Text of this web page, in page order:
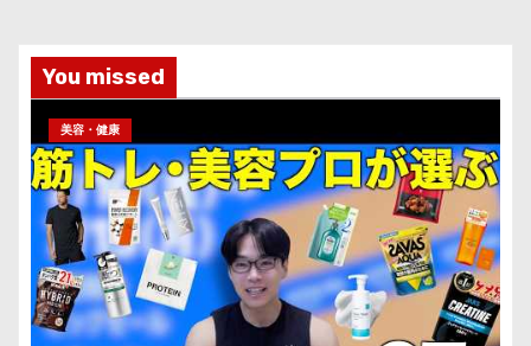
You missed
美容・健康